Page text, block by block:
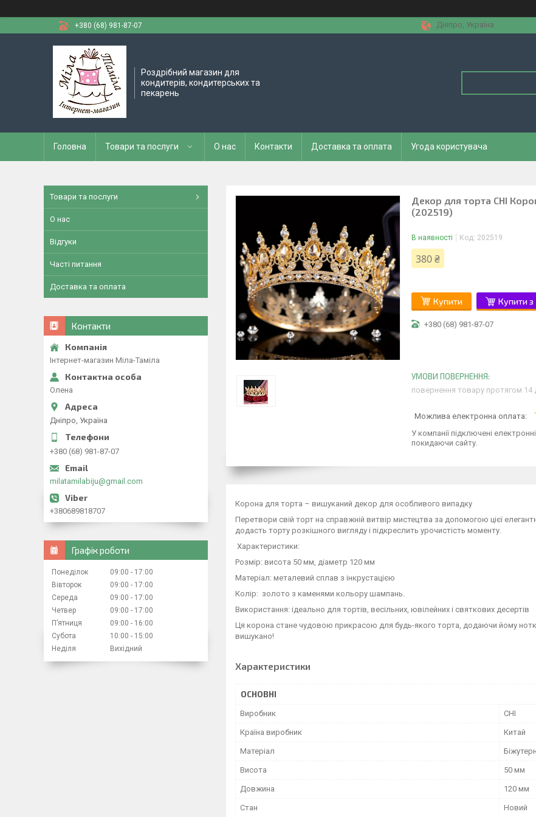
+380 (68) 981-87-07
Дніпро, Україна
Роздрібний магазин для
кондитерів, кондитерських та
пекарень
Головна Товари та послуги О нас Контакти Доставка та оплата Угода користувача
Декор для торта CHI
(202519)
В наявності Код: 202519
380 ₴
Купити Купити з
+380 (68) 981-87-07
повернення товару протягом 14
У компанії підключені
покидаючи сайту.
Корона для торта – вишуканий декор для особливого випадку
Перетвори свій торт на справжній витвір мистецтва за допомогою цієї
додасть торту розкішного вигляду і підкреслить урочистість моменту.
Характеристики:
Розмір: висота 50 мм, діаметр 120 мм
Матеріал: металевий сплав з інкрустацією
Колір: золото з каменями кольору шампань.
Використання: ідеально для тортів, весільних, ювілейних і святкових десертів
Ця корона стане чудовою прикрасою для будь-якого торта, додаючи йому
вишукано!
Характеристики
ОСНОВНІ
Виробник CHI
Країна виробник Китай
Матеріал
Висота 50 мм
Довжина 120 мм
Стан Новий
Товари та послуги
О нас
Відгуки
Часті питання
Доставка та оплата
Контакти
Інтернет-магазин Міла-Таміла
Олена
Дніпро, Україна
+380 (68) 981-87-07
milatamilabiju@gmail.com
+380689818707
Графік роботи
Понеділок 09:00
17:00
Вівторок
09:00
17:00
Середа
09:00
17:00
Четвер
09:00
17:00
Пʼятниця
09:00
16:00
Субота
10:00
15:00
Неділя
Вихідний